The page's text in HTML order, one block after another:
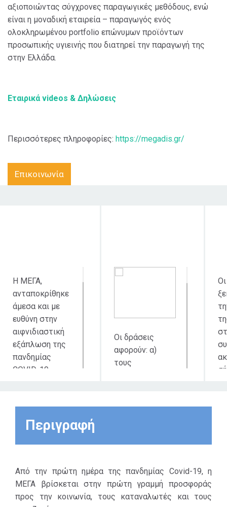
αξιοποιώντας σύγχρονες παραγωγικές μεθόδους, ενώ
είναι η μοναδική εταιρεία – παραγωγός ενός
ολοκληρωμένου portfolio επώνυμων προϊόντων
προσωπικής υγιεινής που διατηρεί την παραγωγή της
στην Ελλάδα.
Εταιρικά videos & Δηλώσεις
Περισσότερες πληροφορίες: https://megadis.gr/
Επικοινωνία
Η ΜΕΓΑ,
ανταποκρίθηκε
άμεσα και με
ευθύνη στην
αιφνιδιαστική
εξάπλωση της
πανδημίας
COVID-19,
τεχνογνωσία
της, την
ελληνική
καινοτομία και
απαρέγκλιτη
προσήλωση της
στην
Οι δράσεις
αφορούν: α)
τους
ομάδες, το Ε.Σ.Υ.,
τα Νοσοκομεία
Αναφοράς,
Περιγραφή
Από την πρώτη ημέρα της πανδημίας Covid-19, η
ΜΕΓΑ βρίσκεται στην πρώτη γραμμή προσφοράς
προς την κοινωνία, τους καταναλωτές και τους